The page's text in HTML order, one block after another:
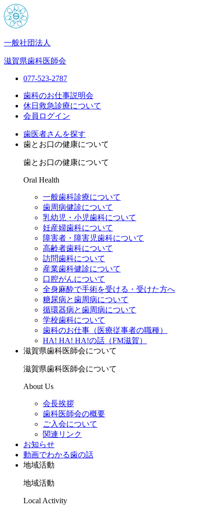
一般社団法人
滋賀県歯科医師会
077-523-2787
歯科のお仕事説明会
休日救急診療について
会員ログイン
歯医者さんを探す
歯とお口の健康について
歯とお口の健康について
Oral Health
一般歯科診療について
歯周病健診について
乳幼児・小児歯科について
妊産婦歯科について
障害者・障害児歯科について
高齢者歯科について
訪問歯科について
産業歯科健診について
口腔がんについて
全身麻酔で手術を受ける・受けた方へ
糖尿病と歯周病について
循環器病と歯周病について
学校歯科について
歯科のお仕事（医療従事者の職種）
HA! HA! HA!の話（FM滋賀）
滋賀県歯科医師会について
滋賀県歯科医師会について
About Us
会長挨拶
歯科医師会の概要
ご入会について
関連リンク
お知らせ
動画でわかる歯の話
地域活動
地域活動
Local Activity